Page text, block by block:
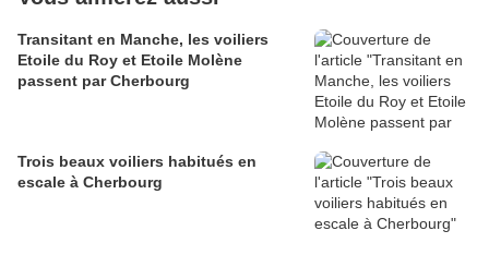
Transitant en Manche, les voiliers
Etoile du Roy et Etoile Molène
passent par Cherbourg
Trois beaux voiliers habitués en
escale à Cherbourg